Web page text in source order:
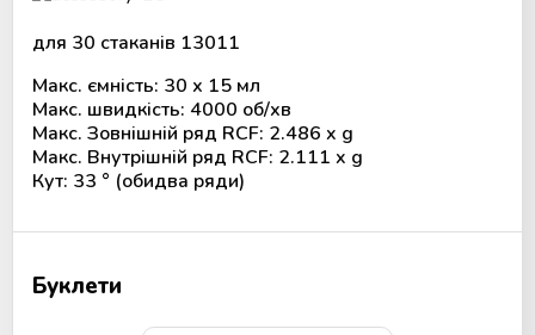
для 30 стаканів 13011
Макс. ємність: 30 х 15 мл
Макс. швидкість: 4000 об/хв
Макс. Зовнішній ряд RCF: 2.486 x g
Макс. Внутрішній ряд RCF: 2.111 x g
Кут: 33 ° (обидва ряди)
Буклети